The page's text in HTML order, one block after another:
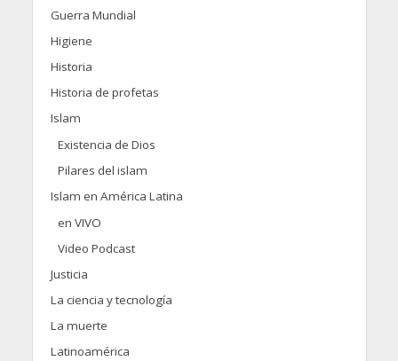
Guerra Mundial
Higiene
Historia
Historia de profetas
Islam
Existencia de Dios
Pilares del islam
Islam en América Latina
en VIVO
Video Podcast
Justicia
La ciencia y tecnología
La muerte
Latinoamérica